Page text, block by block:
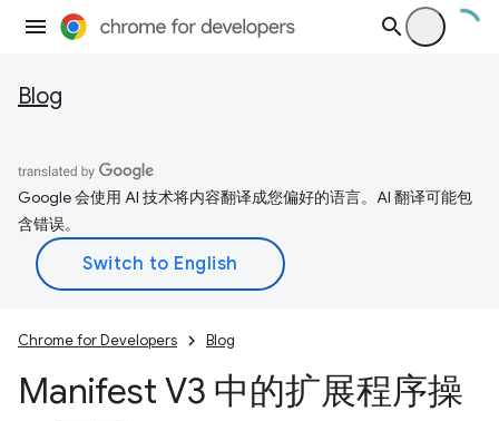
Blog
Google 会使用 AI 技术将内容翻译成您偏好的语言。AI 翻译可能包
含错误。
Chrome for Developers Blog
Manifest V3 中的扩展程序操